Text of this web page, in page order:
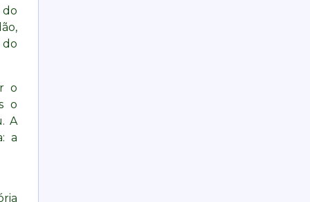
do
do
o
o
A
a